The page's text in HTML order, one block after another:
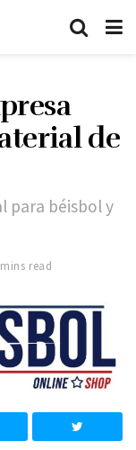
de
para béisbol y
read